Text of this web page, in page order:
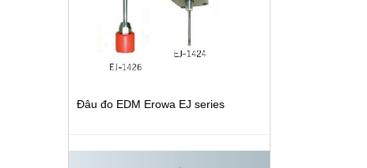
Đâu đo EDM Erowa EJ series